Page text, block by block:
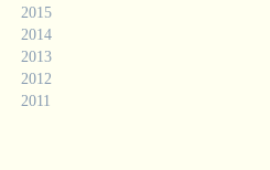
2015
2014
2013
2012
2011